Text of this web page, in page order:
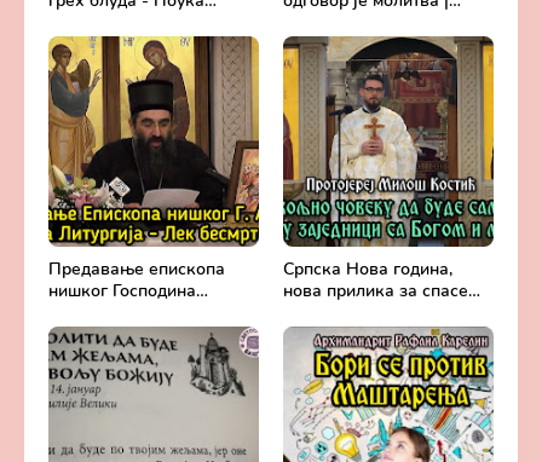
Карелина
крушевачке, отац Драги
Вешковац
Предавање епископа
нишког Господина
Литургија, лек
бесмртности -
Православље и
медицина
Српска Нова година,
нова прилика за спасење
Богом - Протојереј
Милош Костић